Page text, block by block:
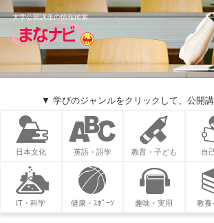
大学公開講座の情報検索
▼ 学びのジャンルをクリックして、公開
日本文化 英語・語学 教育・子ども 自
IT・科学 健康・ｽﾎﾟｰﾂ 趣味・実用 教養